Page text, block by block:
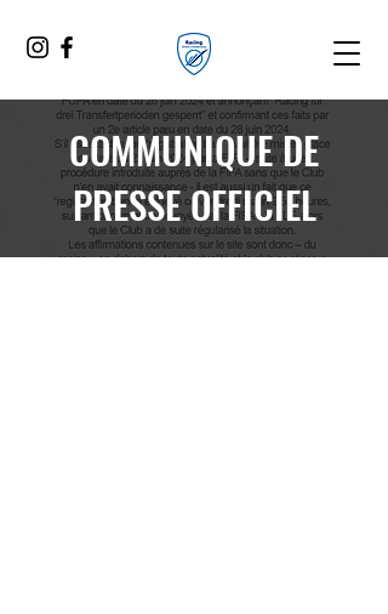
COMMUNIQUE DE
PRESSE OFFICIEL